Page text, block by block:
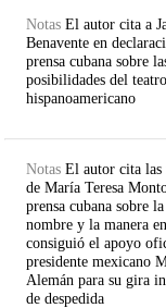
Notas El autor cita a
Benavente en
prensa cubana sobre
posibilidades del teatro
hispanoamericano
Notas El autor cita las
de María Teresa
prensa cubana sobre
nombre y la manera
consiguió el apoyo
presidente mexicano
Alemán para su gira
de despedida